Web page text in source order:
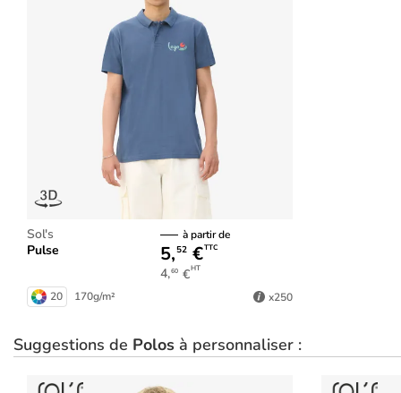
Sol's
Pulse
à partir de
4,60 €HT
5,52 €TTC
20 170g/m² x250
Suggestions de Polos à personnaliser :